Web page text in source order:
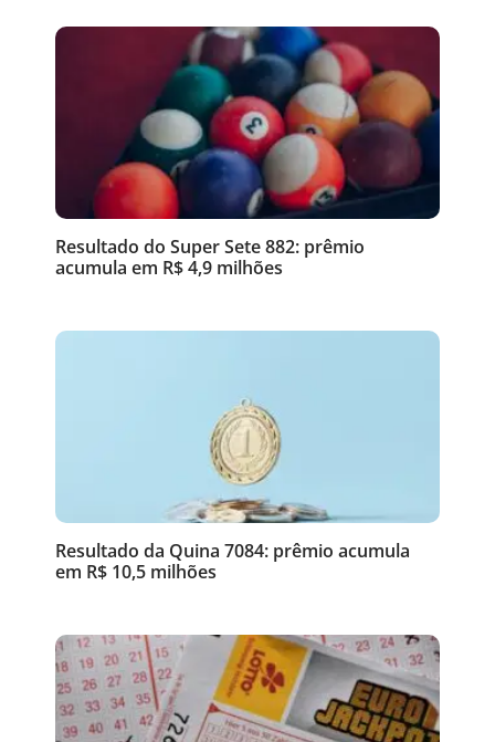
Resultado do Super Sete 882: prêmio
acumula em R$ 4,9 milhões
Resultado da Quina 7084: prêmio acumula
em R$ 10,5 milhões